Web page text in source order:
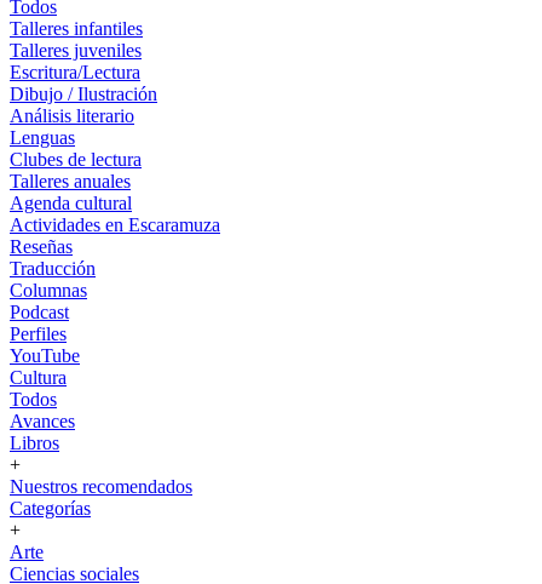
Todos
Talleres infantiles
Talleres juveniles
Escritura/Lectura
Dibujo / Ilustración
Análisis literario
Lenguas
Clubes de lectura
Talleres anuales
Agenda cultural
Actividades en Escaramuza
Reseñas
Traducción
Columnas
Podcast
Perfiles
YouTube
Cultura
Todos
Avances
Libros
+
Nuestros recomendados
Categorías
+
Arte
Ciencias sociales